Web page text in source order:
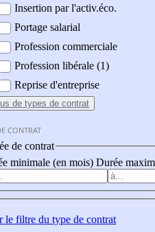
Insertion par l'activ.éco.
Portage salarial
Profession commerciale
Profession libérale (1)
Reprise d'entreprise
de types de contrat
CONTRAT
de contrat
minimale (en mois) Durée
le filtre du type de contrat